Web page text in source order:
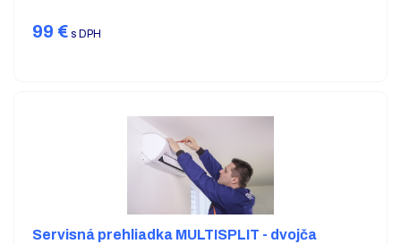
99 € s DPH
Servisná prehliadka MULTISPLIT - dvojča